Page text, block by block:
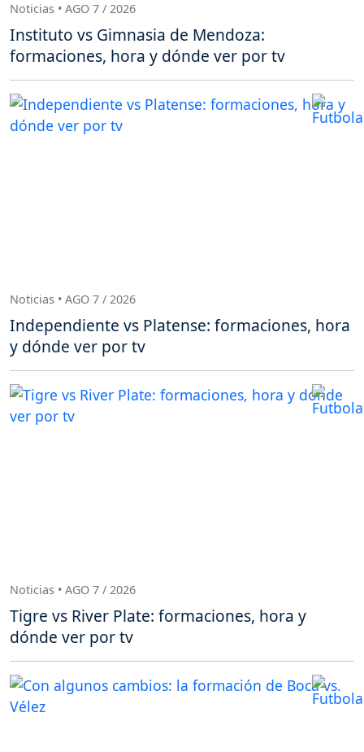
Noticias • AGO 7 / 2026
Instituto vs Gimnasia de Mendoza:
formaciones, hora y dónde ver por tv
Noticias • AGO 7 / 2026
Independiente vs Platense: formaciones, hora
y dónde ver por tv
Noticias • AGO 7 / 2026
Tigre vs River Plate: formaciones, hora y
dónde ver por tv